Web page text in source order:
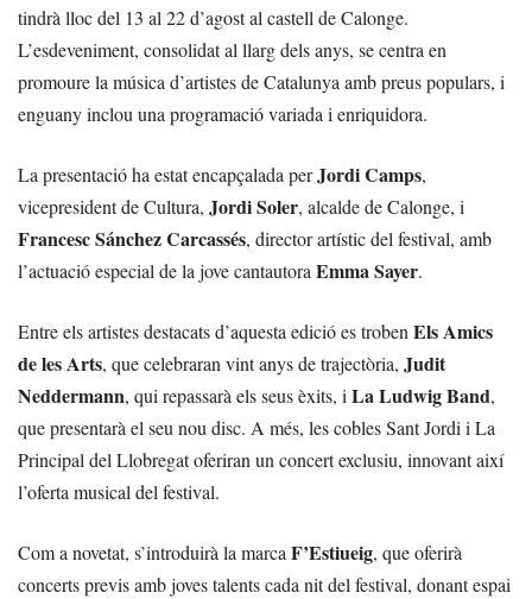
tindrà lloc del 13 al 22 d’agost al castell de Calonge.
L’esdeveniment, consolidat al llarg dels anys, se centra en
promoure la música d’artistes de Catalunya amb preus populars, i
enguany inclou una programació variada i enriquidora.
La presentació ha estat encapçalada perJordi Camps,
vicepresident de Cultura, Jordi Soler, alcalde de Calonge, i
Francesc Sánchez Carcassés, director artístic del festival, amb
l’actuació especial de la jove cantautora Emma Sayer.
Entre els artistes destacats d’aquesta edició es troben Els Amics
de les Arts, que celebraran vint anys de trajectòria, Judit
Neddermann, qui repassarà els seus èxits, i La Ludwig Band,
que presentarà el seu nou disc. A més, les cobles Sant Jordi i La
Principal del Llobregat oferiran un concert exclusiu, innovant així
l’oferta musical del festival.
Com a novetat, s’introduirà la marca F’Estiueig, que oferirà
concerts previs amb joves talents cada nit del festival, donant espai